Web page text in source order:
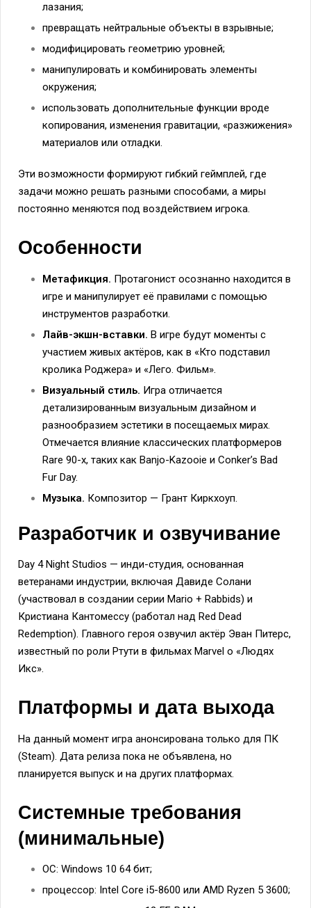
лазания;
превращать нейтральные объекты в взрывные;
модифицировать геометрию уровней;
манипулировать и комбинировать элементы
окружения;
использовать дополнительные функции вроде
копирования, изменения гравитации, «разжижения»
материалов или отладки.
Эти возможности формируют гибкий геймплей, где
задачи можно решать разными способами, а миры
постоянно меняются под воздействием игрока.
Особенности
Метафикция. Протагонист осознанно находится в
игре и манипулирует её правилами с помощью
инструментов разработки.
Лайв-экшн-вставки. В игре будут моменты с
участием живых актёров, как в «Кто подставил
кролика Роджера» и «Лего. Фильм».
Визуальный стиль. Игра отличается
детализированным визуальным дизайном и
разнообразием эстетики в посещаемых мирах.
Отмечается влияние классических платформеров
Rare 90-х, таких как Banjo-Kazooie и Conker’s Bad
Fur Day.
Музыка. Композитор — Грант Киркхоуп.
Разработчик и озвучивание
Day 4 Night Studios — инди-студия, основанная
ветеранами индустрии, включая Давиде Солани
(участвовал в создании серии Mario + Rabbids) и
Кристиана Кантомессу (работал над Red Dead
Redemption). Главного героя озвучил актёр Эван Питерс,
известный по роли Ртути в фильмах Marvel о «Людях
Икс».
Платформы и дата выхода
На данный момент игра анонсирована только для ПК
(Steam). Дата релиза пока не объявлена, но
планируется выпуск и на других платформах.
Системные требования
(минимальные)
ОС: Windows 10 64 бит;
процессор: Intel Core i5-8600 или AMD Ryzen 5 3600;